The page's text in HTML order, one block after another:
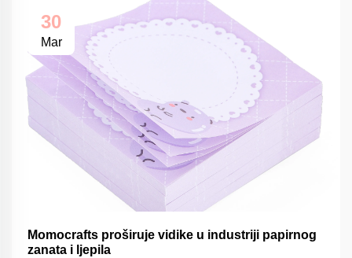
30
Mar
Momocrafts proširuje vidike u industriji papirnog
zanata i ljepila